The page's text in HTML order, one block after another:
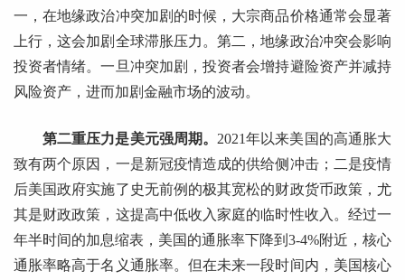
一，在地缘政治冲突加剧的时候，大宗商品价格通常会显著
上行，这会加剧全球滞胀压力。第二，地缘政治冲突会影响
投资者情绪。一旦冲突加剧，投资者会增持避险资产并减持
风险资产，进而加剧金融市场的波动。
第二重压力是美元强周期。 2021年以来美国的高通胀大
致有两个原因，一是新冠疫情造成的供给侧冲击；二是疫情
后美国政府实施了史无前例的极其宽松的财政货币政策，尤
其是财政政策，这提高中低收入家庭的临时性收入。经过一
年半时间的加息缩表，美国的通胀率下降到3-4%附近，核心
通胀率略高于名义通胀率。但在未来一段时间内，美国核心